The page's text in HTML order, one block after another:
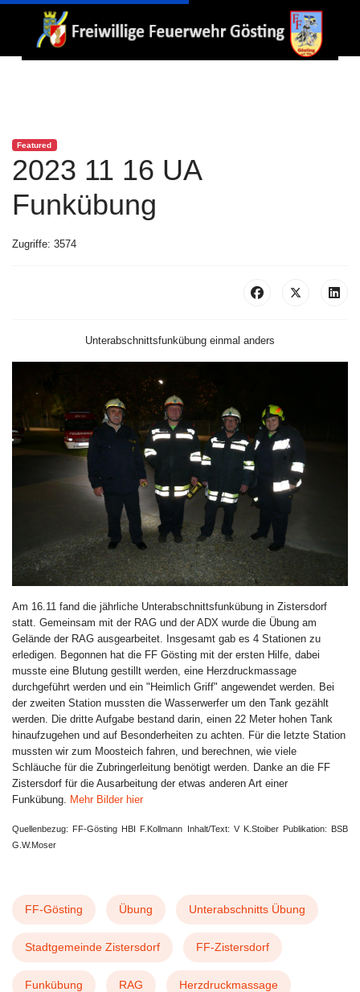
Featured
2023 11 16 UA
Funkübung
Zugriffe: 3574
Unterabschnittsfunkübung einmal anders
Am 16.11 fand die jährliche Unterabschnittsfunkübung in Zistersdorf
statt. Gemeinsam mit der RAG und der ADX wurde die Übung am
Gelände der RAG ausgearbeitet. Insgesamt gab es 4 Stationen zu
erledigen. Begonnen hat die FF Gösting mit der ersten Hilfe, dabei
musste eine Blutung gestillt werden, eine Herzdruckmassage
durchgeführt werden und ein "Heimlich Griff" angewendet werden. Bei
der zweiten Station mussten die Wasserwerfer um den Tank gezählt
werden. Die dritte Aufgabe bestand darin, einen 22 Meter hohen Tank
hinaufzugehen und auf Besonderheiten zu achten. Für die letzte Station
mussten wir zum Moosteich fahren, und berechnen, wie viele
Schläuche für die Zubringerleitung benötigt werden. Danke an die FF
Zistersdorf für die Ausarbeitung der etwas anderen Art einer
Funkübung. Mehr Bilder hier
Quellenbezug: FF-Gösting HBI F.Kollmann Inhalt/Text: V K.Stoiber Publikation: BSB
G.W.Moser
FF-Gösting Übung Unterabschnitts Übung
Stadtgemeinde Zistersdorf FF-Zistersdorf
Funkübung RAG Herzdruckmassage